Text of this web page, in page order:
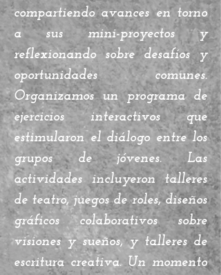
compartiendo avances en torno
a sus mini-proyectos y
reflexionando sobre desafíos y
oportunidades comunes.
Organizamos un programa de
ejercicios interactivos que
estimularon el diálogo entre los
grupos de jóvenes. Las
actividades incluyeron talleres
de teatro, juegos de roles, diseños
gráficos colaborativos sobre
visiones y sueños, y talleres de
escritura creativa. Un momento